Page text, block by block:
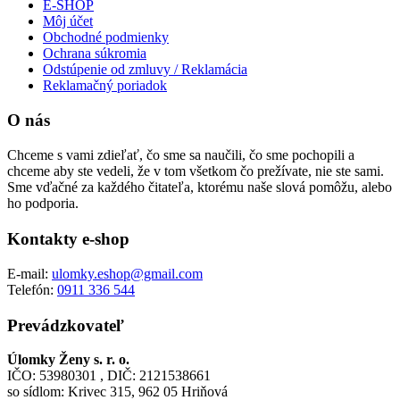
E-SHOP
Môj účet
Obchodné podmienky
Ochrana súkromia
Odstúpenie od zmluvy / Reklamácia
Reklamačný poriadok
O nás
Chceme s vami zdieľať, čo sme sa naučili, čo sme pochopili a
chceme aby ste vedeli, že v tom všetkom čo prežívate, nie ste sami.
Sme vďačné za každého čitateľa, ktorému naše slová pomôžu, alebo
ho podporia.
Kontakty e-shop
E-mail: ulomky.eshop@gmail.com
Telefón: 0911 336 544
Prevádzkovateľ
Úlomky Ženy s. r. o.
IČO: 53980301 , DIČ: 2121538661
so sídlom: Krivec 315, 962 05 Hriňová